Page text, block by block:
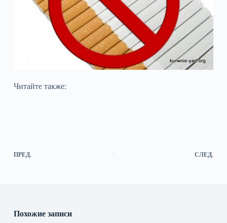
Читайте также:
ПРЕД. СЛЕД.
Похожие записи